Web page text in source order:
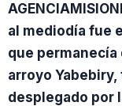
al mediodía fue
que permanecía
arroyo
desplegado por